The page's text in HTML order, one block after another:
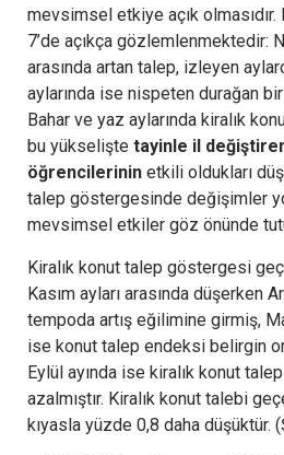
mevsimsel etkiye açık
7’de açıkça gözlemlenmektedir:
arasında artan talep, izleyen
aylarında ise nispeten durağan
Bahar ve yaz aylarında kiralık
bu yükselişte tayinle il
öğrencilerinin etkili oldukları
talep göstergesinde değişimler
mevsimsel etkiler göz önünde
Kiralık konut talep göstergesi
Kasım ayları arasında düşerken
tempoda artış eğilimine girmiş,
ise konut talep endeksi belirgin
Eylül ayında ise kiralık konut
azalmıştır. Kiralık konut talebi
kıyasla yüzde 0,8 daha düşüktür.